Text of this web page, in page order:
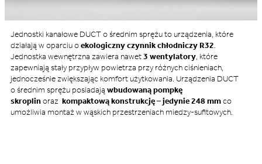
Jednostki kanałowe DUCT o średnim sprężu to urządzenia, które
działają w oparciu oekologiczny czynnik chłodniczy R32.
Jednostka wewnętrzna zawiera nawet3 wentylatory, które
zapewniają stały przypływ powietrza przy różnych ciśnieniach,
jednocześnie zwiększając komfort użytkowania. Urządzenia DUCT
o średnim sprężu posiadają wbudowaną pompkę
skroplinoraz kompaktową konstrukcję–jedynie 248 mmco
umożliwia montaż w wąskich przestrzeniach miedzy-sufitowych.